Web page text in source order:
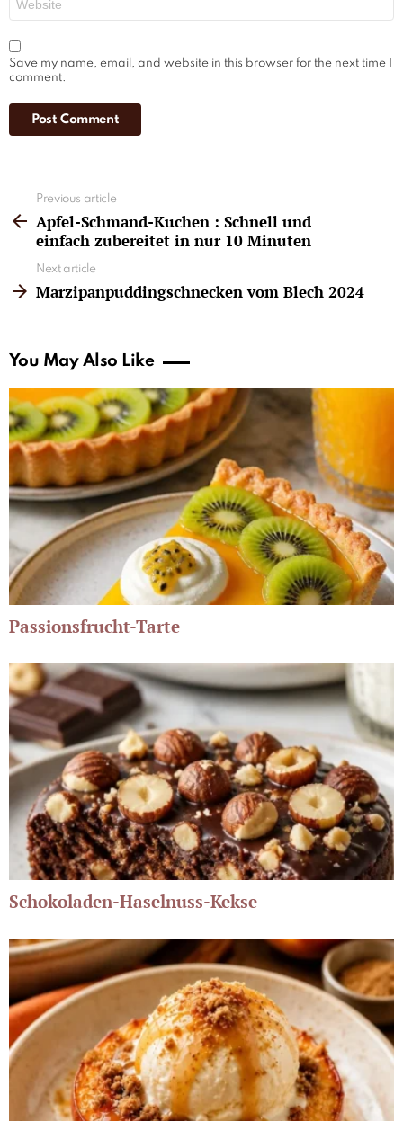
Save my name, email, and website in this browser for the next time I
comment.
more
Previous article
Apfel-Schmand-Kuchen : Schnell und
einfach zubereitet in nur 10 Minuten
Next article
Marzipanpuddingschnecken vom Blech 2024
You May Also Like
Passionsfrucht-Tarte
Schokoladen-Haselnuss-Kekse